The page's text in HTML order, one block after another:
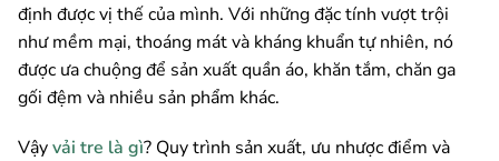
định được vị thế của mình. Với những đặc tính vượt trội
như mềm mại, thoáng mát và kháng khuẩn tự nhiên, nó
được ưa chuộng để sản xuất quần áo, khăn tắm, chăn ga
gối đệm và nhiều sản phẩm khác.
Vậyvải tre là gì? Quy trình sản xuất, ưu nhược điểm và